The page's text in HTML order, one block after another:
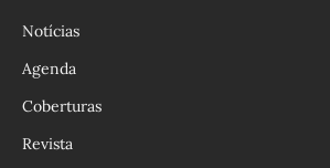
Notícias
Agenda
Coberturas
Revista